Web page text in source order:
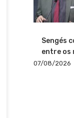
Sengés
entre os
07/08/2026